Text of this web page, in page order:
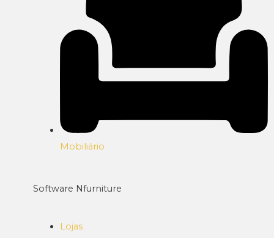
Mobiliário
Software Nfurniture
Lojas